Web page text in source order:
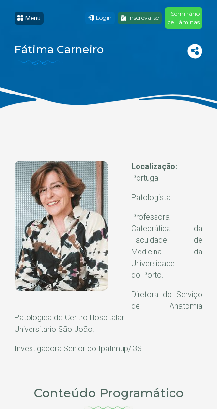
Fátima Carneiro
Menu Login Inscreva-se
Seminário
de Lâminas
Localização:
Portugal
Patologista
Professora
Catedrática da
Faculdade de
Medicina da
Universidade
do Porto.
Diretora do Serviço
de Anatomia
Patológica do Centro Hospitalar
Universitário São João.
Investigadora Sénior do Ipatimup/i3S.
Conteúdo Programático